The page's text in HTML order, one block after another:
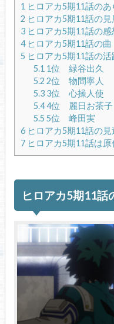
1 ヒロアカ5期11話のあ
2 ヒロアカ5期11話の見
3ヒロアカ5期11話の感
4ヒロアカ5期11話の曲
5 ヒロアカ5期11話の
5.1 1位 緑谷出久
5.2 2位 物間寧人
5.33位 心操人使
5.44位 麗日お茶子
5.5 5位 峰田実
6ヒロアカ5期11話の見
7ヒロアカ5期11話は原
ヒロアカ5期11話